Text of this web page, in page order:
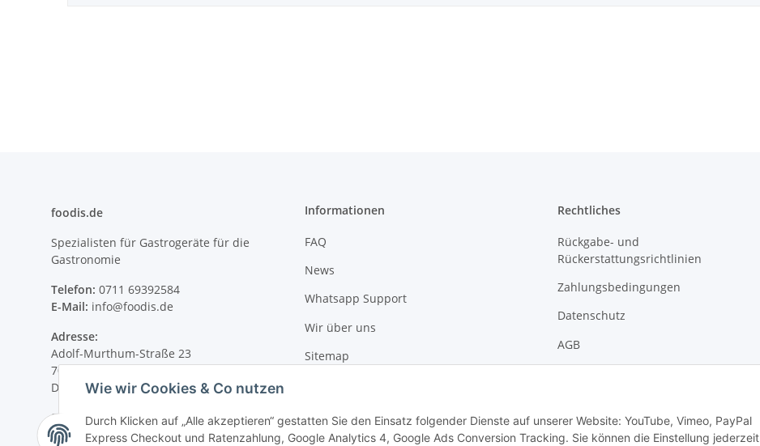
Wie wir Cookies & Co nutzen
Durch Klicken auf „Alle akzeptieren“ gestatten Sie den Einsatz folgender Dienste auf unserer Website: YouTube, Vimeo, PayPal
Express Checkout und Ratenzahlung, Google Analytics 4, Google Ads Conversion Tracking. Sie können die Einstellung jederzeit
foodis.de
Spezialisten für Gastrogeräte für die
Gastronomie
Telefon: 0711 69392584
E-Mail: info@foodis.de
Adresse:
Adolf-Murthum-Straße 23
70771 Leinfelden-Echterdingen
Deutschland
Supportzeiten:
Montag–Freitag, 08:00–17:00 Uhr
Informationen
FAQ
News
Whatsapp Support
Wir über uns
Sitemap
Rechtliches
Rückgabe- und
Rückerstattungsrichtlinien
Zahlungsbedingungen
Datenschutz
AGB